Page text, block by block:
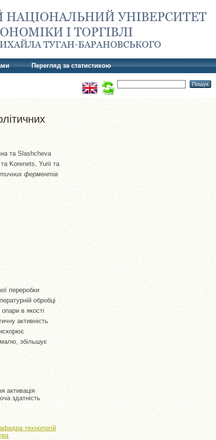
Перегляд за статистикою
та Slashcheva
та Korenets, Yuriі та
ферментів
переробки
обробці
в якості
активність
збільшує
активація
здатність
технологій